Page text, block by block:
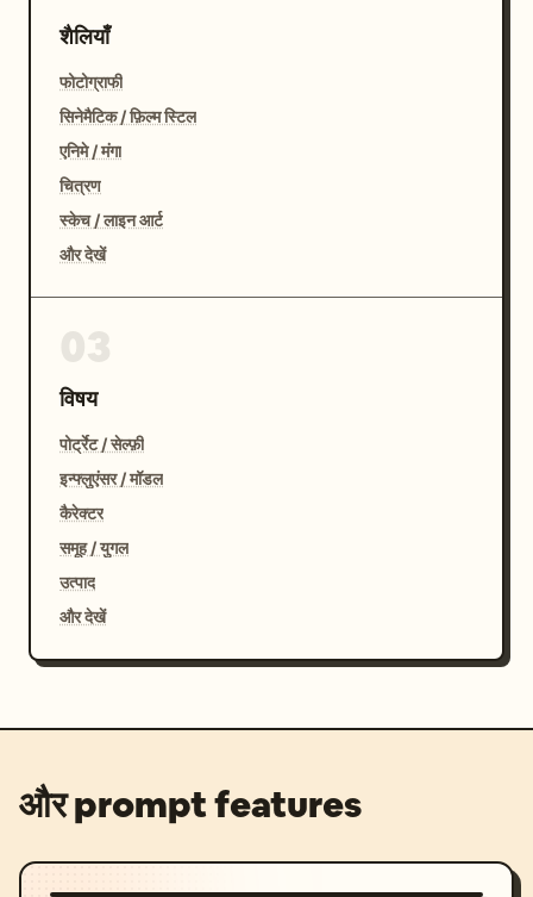
शैलियाँ
फोटोग्राफी
सिनेमैटिक / फ़िल्म स्टिल
एनिमे / मंगा
चित्रण
स्केच / लाइन आर्ट
और देखें
विषय
पोर्ट्रेट / सेल्फ़ी
इन्फ्लुएंसर / मॉडल
कैरेक्टर
समूह / युगल
उत्पाद
और देखें
और prompt features